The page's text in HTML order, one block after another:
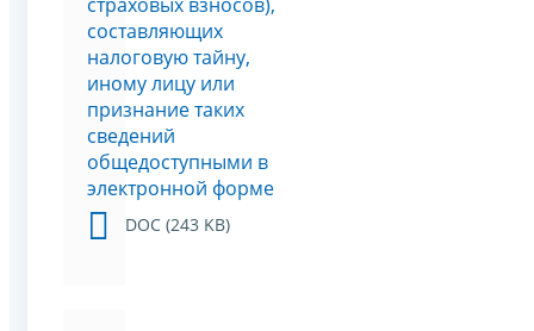
составляющих
налоговую тайну,
иному лицу или
признание таких
сведений
общедоступными в
электронной форме
DOC (243 KB)